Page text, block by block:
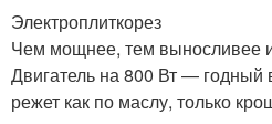
Электроплиткорез
Чем мощнее, тем выносливее
Двигатель на 800 Вт — годный
режет как по маслу, только